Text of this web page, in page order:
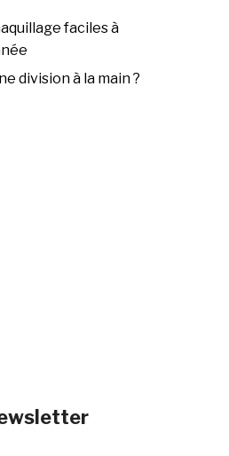
faciles à
division à la main ?